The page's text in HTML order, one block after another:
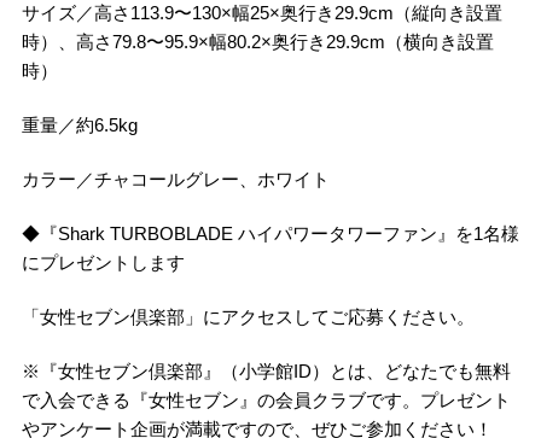
サイズ／高さ113.9〜130×幅25×奥行き29.9cm（縦向き設置
時）、高さ79.8〜95.9×幅80.2×奥行き29.9cm（横向き設置
時）
重量／約6.5kg
カラー／チャコールグレー、ホワイト
◆『Shark TURBOBLADE ハイパワータワーファン』を1名様
にプレゼントします
「女性セブン倶楽部」にアクセスしてご応募ください。
※『女性セブン倶楽部』（小学館ID）とは、どなたでも無料
で入会できる『女性セブン』の会員クラブです。プレゼント
やアンケート企画が満載ですので、ぜひご参加ください！